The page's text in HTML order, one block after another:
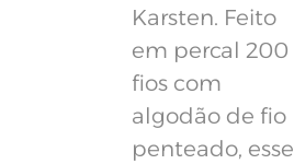
Karsten. Feito
em percal 200
fios com
algodão de fio
penteado, esse